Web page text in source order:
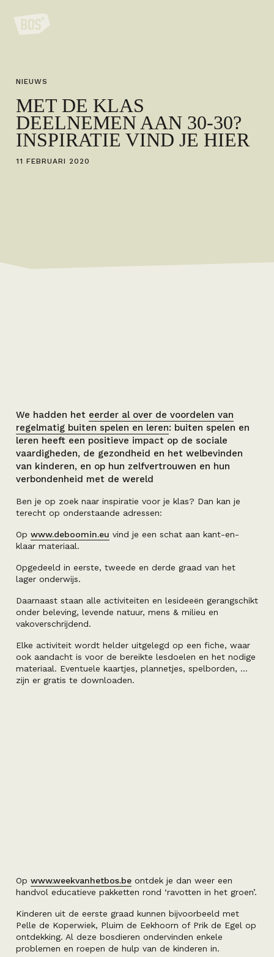
NIEUWS
MET DE KLAS
DEELNEMEN AAN 30-30?
INSPIRATIE VIND JE HIER
11 FEBRUARI 2020
We hadden het eerder al over de voordelen van
regelmatig buiten spelen en leren: buiten spelen en
leren heeft een positieve impact op de sociale
vaardigheden, de gezondheid en het welbevinden
van kinderen, en op hun zelfvertrouwen en hun
verbondenheid met de wereld
Ben je op zoek naar inspiratie voor je klas? Dan kan je
terecht op onderstaande adressen:
Op www.deboomin.eu vind je een schat aan kant-en-
klaar materiaal.
Opgedeeld in eerste, tweede en derde graad van het
lager onderwijs.
Daarnaast staan alle activiteiten en lesideeën gerangschikt
onder beleving, levende natuur, mens & milieu en
vakoverschrijdend.
Elke activiteit wordt helder uitgelegd op een fiche, waar
ook aandacht is voor de bereikte lesdoelen en het nodige
materiaal. Eventuele kaartjes, plannetjes, spelborden, …
zijn er gratis te downloaden.
Op www.weekvanhetbos.be ontdek je dan weer een
handvol educatieve pakketten rond ‘ravotten in het groen’.
Kinderen uit de eerste graad kunnen bijvoorbeeld met
Pelle de Koperwiek, Pluim de Eekhoorn of Prik de Egel op
ontdekking. Al deze bosdieren ondervinden enkele
problemen en roepen de hulp van de kinderen in.